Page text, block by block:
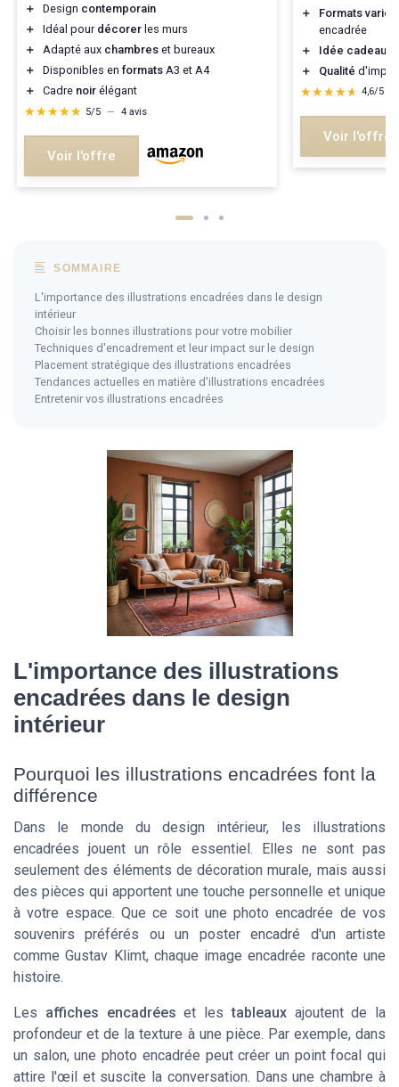
＋ Design contemporain
＋
Idéal pour décorer les murs
＋
Adapté aux chambres et bureaux
＋
Disponibles en formats A3 et A4
＋
Cadre noir élégant
★★★★★
★★★★★ 5/5 — 4 avis
Voir l'offre
＋
Formats variés
encadrée
＋
Idée cadeau
＋
Qualité
★★★★★
★★★★★ 4,6/5
Voir l'offre
SOMMAIRE
L'importance des illustrations encadrées dans le design
intérieur
Choisir les bonnes illustrations pour votre mobilier
Techniques d'encadrement et leur impact sur le design
Placement stratégique des illustrations encadrées
Tendances actuelles en matière d'illustrations encadrées
Entretenir vos illustrations encadrées
L'importance des illustrations
encadrées dans le design
intérieur
Pourquoi les illustrations encadrées font la
différence
Dans le monde du design intérieur, les illustrations
encadrées jouent un rôle essentiel. Elles ne sont pas
seulement des éléments de décoration murale, mais aussi
des pièces qui apportent une touche personnelle et unique
à votre espace. Que ce soit unephoto encadrée de vos
souvenirs préférés ou un poster encadré d'un artiste
comme Gustav Klimt, chaque image encadrée raconte une
histoire.
Les affiches encadrées et lestableauxajoutent de la
profondeur et de la texture à une pièce. Par exemple, dans
un salon, unephoto encadrée peut créer un point focal qui
attire l'œil et suscite la conversation. Dans unechambre à